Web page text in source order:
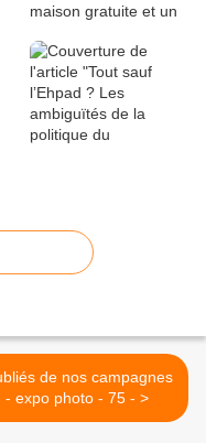
de nos campagnes
- expo photo - 75 - >